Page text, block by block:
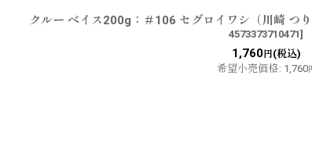
クルー ベイス200g：＃106 セグロイワシ（川崎 つ
4573373710471]
1,760円(税込)
希望小売価格: 1,760